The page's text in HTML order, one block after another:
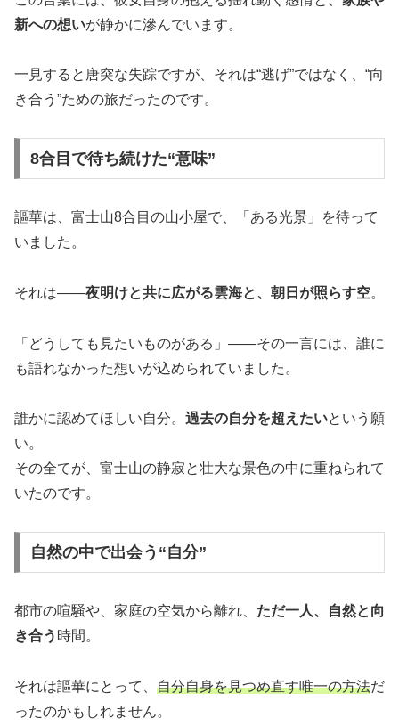
新への想いが静かに滲んでいます。
一見すると唐突な失踪ですが、それは“逃げ”ではなく、“向
き合う”ための旅だったのです。
8合目で待ち続けた“意味”
謳華は、富士山8合目の山小屋で、「ある光景」を待って
いました。
それは――夜明けと共に広がる雲海と、朝日が照らす空。
「どうしても見たいものがある」――その一言には、誰に
も語れなかった想いが込められていました。
誰かに認めてほしい自分。 過去の自分を超えたいという願
い。
その全てが、富士山の静寂と壮大な景色の中に重ねられて
いたのです。
自然の中で出会う“自分”
都市の喧騒や、家庭の空気から離れ、 ただ一人、自然と向
き合う 時間。
それは謳華にとって、 自分自身を見つめ直す唯一の方法だ
ったのかもしれません。